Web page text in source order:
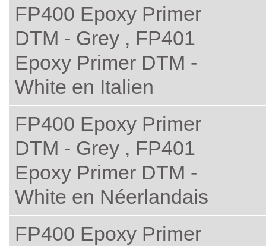
FP400 Epoxy Primer
DTM - Grey , FP401
Epoxy Primer DTM -
White en Italien
FP400 Epoxy Primer
DTM - Grey , FP401
Epoxy Primer DTM -
White en Néerlandais
FP400 Epoxy Primer